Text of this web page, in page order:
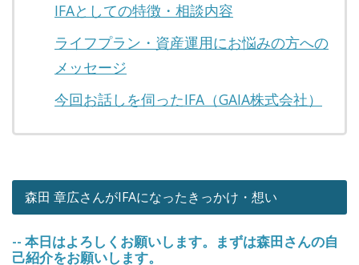
IFAとしての特徴・相談内容
ライフプラン・資産運用にお悩みの方への
メッセージ
今回お話しを伺ったIFA（GAIA株式会社）
森​田​ ​章​広さんがIFAになったきっかけ・想い
-- 本日はよろしくお願いします。まずは森田さんの自
己紹介をお願いします。